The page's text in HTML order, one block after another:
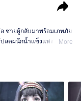
ชายผู้กลับมาพร้อมเภทภัย
ลดผนึกน้ำแข็งแห่งแหวน
More